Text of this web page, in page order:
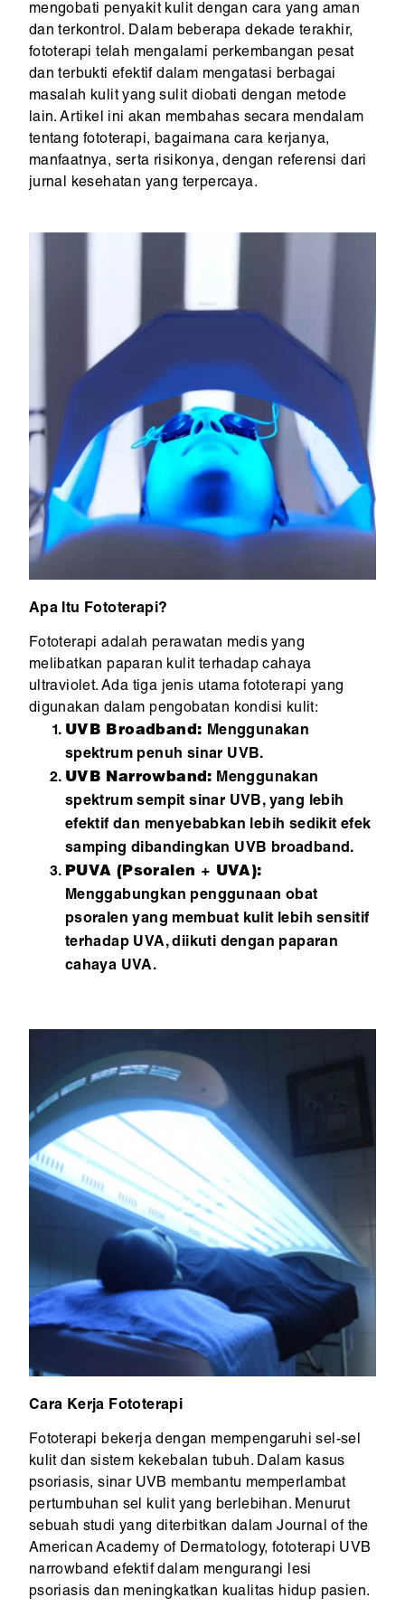
mengobati penyakit kulit dengan cara yang aman
dan terkontrol. Dalam beberapa dekade terakhir,
fototerapi telah mengalami perkembangan pesat
dan terbukti efektif dalam mengatasi berbagai
masalah kulit yang sulit diobati dengan metode
lain. Artikel ini akan membahas secara mendalam
tentang fototerapi, bagaimana cara kerjanya,
manfaatnya, serta risikonya, dengan referensi dari
jurnal kesehatan yang terpercaya.
Apa Itu Fototerapi?
Fototerapi adalah perawatan medis yang
melibatkan paparan kulit terhadap cahaya
ultraviolet. Ada tiga jenis utama fototerapi yang
digunakan dalam pengobatan kondisi kulit:
UVB Broadband: Menggunakan
spektrum penuh sinar UVB.
UVB Narrowband: Menggunakan
spektrum sempit sinar UVB, yang lebih
efektif dan menyebabkan lebih sedikit efek
samping dibandingkan UVB broadband.
PUVA (Psoralen + UVA):
Menggabungkan penggunaan obat
psoralen yang membuat kulit lebih sensitif
terhadap UVA, diikuti dengan paparan
cahaya UVA.
Cara Kerja Fototerapi
Fototerapi bekerja dengan mempengaruhi sel-sel
kulit dan sistem kekebalan tubuh. Dalam kasus
psoriasis, sinar UVB membantu memperlambat
pertumbuhan sel kulit yang berlebihan. Menurut
sebuah studi yang diterbitkan dalam Journal of the
American Academy of Dermatology, fototerapi UVB
narrowband efektif dalam mengurangi lesi
psoriasis dan meningkatkan kualitas hidup pasien.